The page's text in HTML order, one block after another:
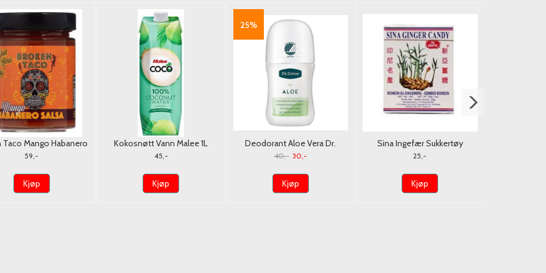
Taco Mango Habanero
Salsa 250g.
59,-
Kjøp
Kokosnøtt Vann Malee 1L
45,-
Kjøp
25%
Deodorant Aloe Vera Dr.
Greve 50ml.
40,- 30,-
Kjøp
Sina Ingefær Sukkertøy
Original 56g.
25,-
Kjøp